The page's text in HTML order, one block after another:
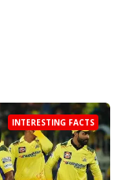
INTERESTING FACTS